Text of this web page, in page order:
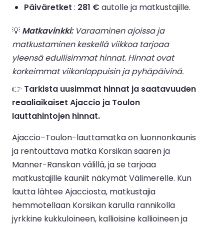
Päiväretket : 281 € autolle ja matkustajille.
💡 Matkavinkki:Varaaminen ajoissa ja
matkustaminen keskellä viikkoa tarjoaa
yleensä edullisimmat hinnat. Hinnat ovat
korkeimmat viikonloppuisin ja pyhäpäivinä.
👉 Tarkista uusimmat hinnat ja saatavuuden
reaaliaikaiset Ajaccio ja Toulon
lauttahintojen hinnat.
Ajaccio–Toulon-lauttamatka on luonnonkaunis
ja rentouttava matka Korsikan saaren ja
Manner-Ranskan välillä, ja se tarjoaa
matkustajille kauniit näkymät Välimerelle. Kun
lautta lähtee Ajacciosta, matkustajia
hemmotellaan Korsikan karulla rannikolla
jyrkkine kukkuloineen, kallioisine kallioineen ja